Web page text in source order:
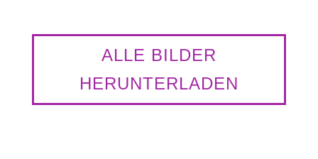
ALLE BILDER
HERUNTERLADEN